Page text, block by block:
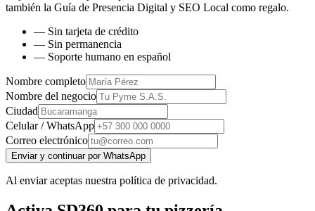
también la Guía de Presencia Digital y SEO Local como regalo.
— Sin tarjeta de crédito
— Sin permanencia
— Soporte humano en español
Nombre completo
Nombre del negocio
Ciudad
Celular / WhatsApp
Correo electrónico
Enviar y continuar por WhatsApp
Al enviar aceptas nuestra política de privacidad.